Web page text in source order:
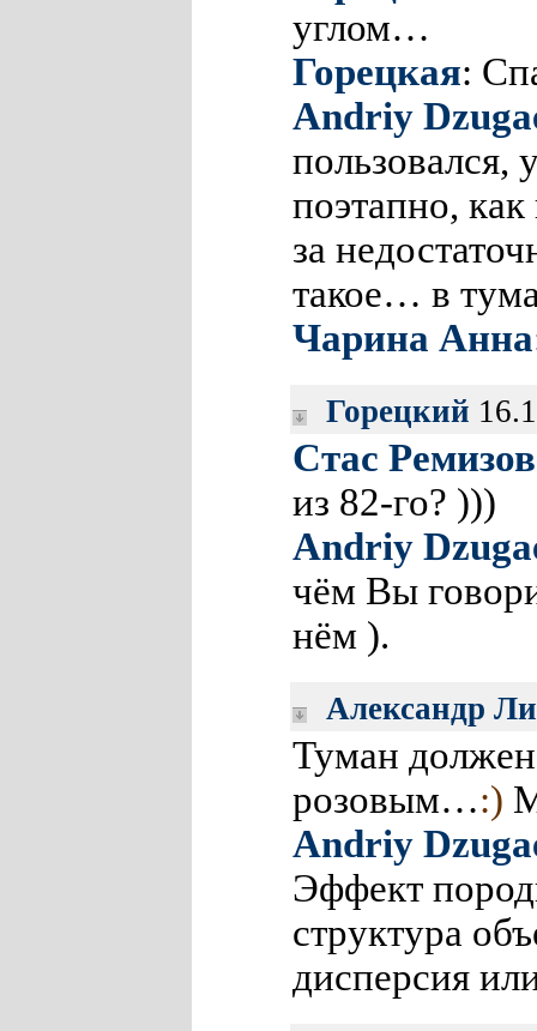
углом…
Горецкая:
Andriy
пользовался,
поэтапно,
за
такое… в
Чарина Анна
Горецкий
Стас Ремизов
из 82-го? )))
Andriy
чём Вы
нём ).
Александр
Туман
розовым…:)
Andriy
Эффект
структура
дисперсия